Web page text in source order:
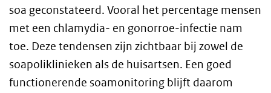
soa geconstateerd. Vooral het percentage mensen
met een chlamydia- en gonorroe-infectie nam
toe. Deze tendensen zijn zichtbaar bij zowel de
soapoliklinieken als de huisartsen. Een goed
functionerende soamonitoring blijft daarom